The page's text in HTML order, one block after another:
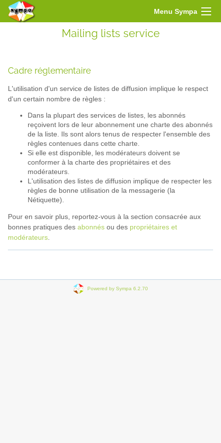
Menu Sympa
Mailing lists service
Cadre réglementaire
L'utilisation d'un service de listes de diffusion implique le respect
d'un certain nombre de règles :
Dans la plupart des services de listes, les abonnés
reçoivent lors de leur abonnement une charte des abonnés
de la liste. Ils sont alors tenus de respecter l'ensemble des
règles contenues dans cette charte.
Si elle est disponible, les modérateurs doivent se
conformer à la charte des propriétaires et des
modérateurs.
L'utilisation des listes de diffusion implique de respecter les
règles de bonne utilisation de la messagerie (la
Nétiquette).
Pour en savoir plus, reportez-vous à la section consacrée aux
bonnes pratiques des abonnés ou des propriétaires et
modérateurs
Powered by Sympa 6.2.70